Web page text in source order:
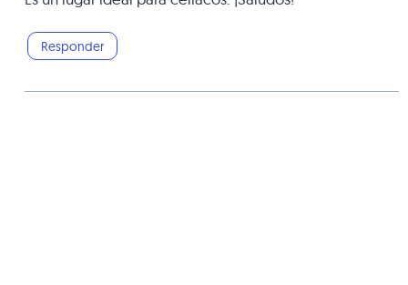
Responder